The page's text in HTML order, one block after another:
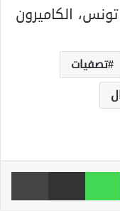
تونس، الكاميرون
تصفيات
واتساب مشاركة عبر البريد